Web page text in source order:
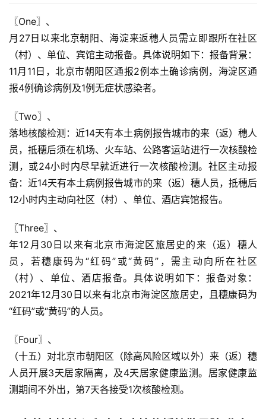
〖One〗、
月27日以来北京朝阳、海淀来返穗人员需立即跟所在社区
（村）、单位、宾馆主动报备。具体说明如下：报备背景：
11月11日，北京市朝阳区通报2例本土确诊病例，海淀区通
报4例确诊病例及1例无症状感染者。
〖Two〗、
落地核酸检测：近14天有本土病例报告城市的来（返）穗人
员，抵穗后须在机场、火车站、公路客运站进行一次核酸检
测，或24小时内尽早就近进行一次核酸检测。社区主动报
备：近14天有本土病例报告城市的来（返）穗人员，抵穗后
12小时内主动向社区（村）、单位、酒店宾馆报告。
〖Three〗、
年12月30日以来有北京市海淀区旅居史的来（返）穗人
员，若穗康码为“红码”或“黄码”，需主动向所在社区
（村）、单位、酒店报备。具体说明如下：报备对象：
2021年12月30日以来有北京市海淀区旅居史，且穗康码为
“红码”或“黄码”的人员。
〖Four〗、
（十五）对北京市朝阳区（除高风险区域以外）来（返）穗
人员开展3天居家隔离，及4天居家健康监测。居家健康监
测期间不外出，第7天各接受1次核酸检测。